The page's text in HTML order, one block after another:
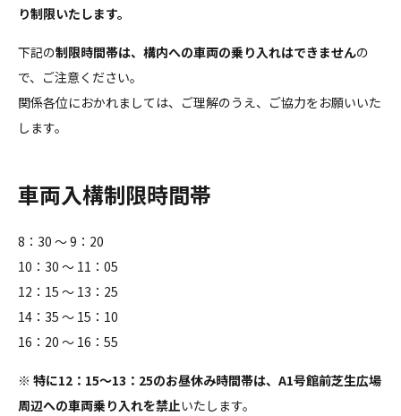
り制限いたします。
下記の制限時間帯は、構内への車両の乗り入れはできませんの
で、ご注意ください。
関係各位におかれましては、ご理解のうえ、ご協力をお願いいた
します。
車両入構制限時間帯
8：30 ～ 9：20
10：30 ～ 11：05
12：15 ～ 13：25
14：35 ～ 15：10
16：20 ～ 16：55
※ 特に12：15～13：25のお昼休み時間帯は、A1号館前芝生広場
周辺への車両乗り入れを禁止いたします。